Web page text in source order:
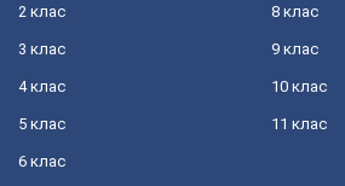
2 клас
3 клас
4 клас
5 клас
6 клас
8 клас
9 клас
10 клас
11 клас